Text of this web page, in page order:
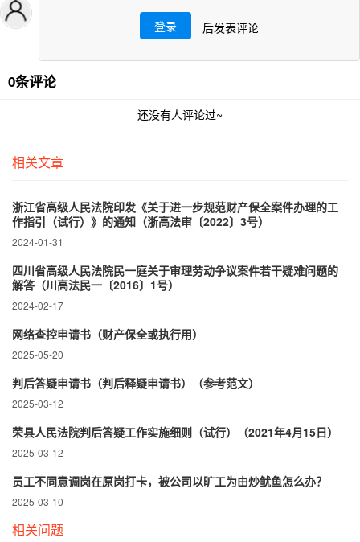
登录 后发表评论
0条评论
还没有人评论过~
相关文章
浙江省高级人民法院印发《关于进一步规范财产保全案件办理的工
作指引（试行）》的通知（浙高法审〔2022〕3号）
2024-01-31
四川省高级人民法院民一庭关于审理劳动争议案件若干疑难问题的
解答（川高法民一〔2016〕1号）
2024-02-17
网络查控申请书（财产保全或执行用）
2025-05-20
判后答疑申请书（判后释疑申请书）（参考范文）
2025-03-12
荣县人民法院判后答疑工作实施细则（试行）（2021年4月15日）
2025-03-12
员工不同意调岗在原岗打卡，被公司以旷工为由炒鱿鱼怎么办？
2025-03-10
相关问题